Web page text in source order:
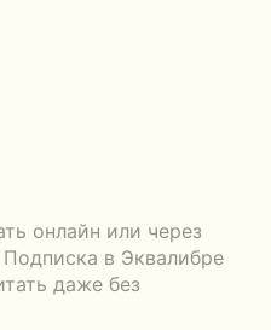
онлайн или через
в Эквалибре
даже без